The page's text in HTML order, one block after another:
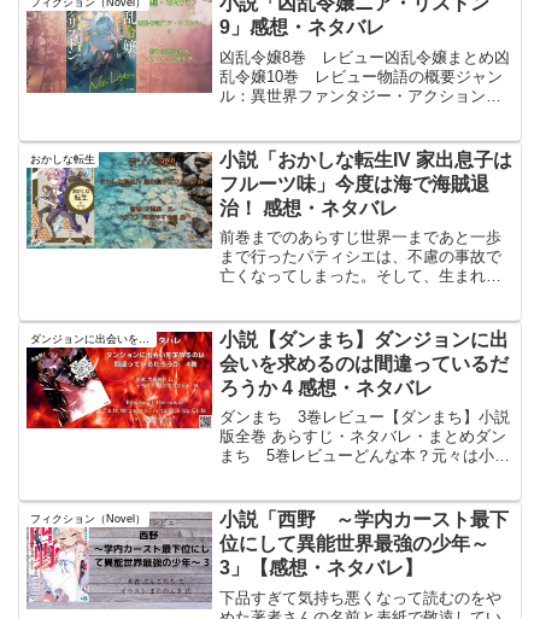
フィクション（Novel）
9」感想・ネタバレ
凶乱令嬢8巻 レビュー凶乱令嬢まとめ凶
乱令嬢10巻 レビュー物語の概要ジャン
ル：異世界ファンタジー・アクションで
発揮しながら、華麗に無双する壮絶譚で
ある。内容紹介：武闘...
おかしな転生
小説「おかしな転生IV 家出息子は
フルーツ味」今度は海で海賊退
治！ 感想・ネタバレ
前巻までのあらすじ世界一まであと一歩
まで行ったパティシエは、不慮の事故で
亡くなってしまった。そして、生まれ変
極貧な領地を富ませて思う存分にお菓子
作りをするために、領地改...
ダンジョンに出会いを求めるのは間違っているだろうか
小説【ダンまち】ダンジョンに出
会いを求めるのは間違っているだ
ろうか 4 感想・ネタバレ
ダンまち 3巻レビュー【ダンまち】小説
版全巻 あらすじ・ネタバレ・まとめダン
まち 5巻レビューどんな本？元々は小説
れて、書籍化されたら買おうと思い出版
されたのが...
フィクション（Novel）
小説「西野 ～学内カースト最下
位にして異能世界最強の少年～
3」【感想・ネタバレ】
下品すぎて気持ち悪くなって読むのをや